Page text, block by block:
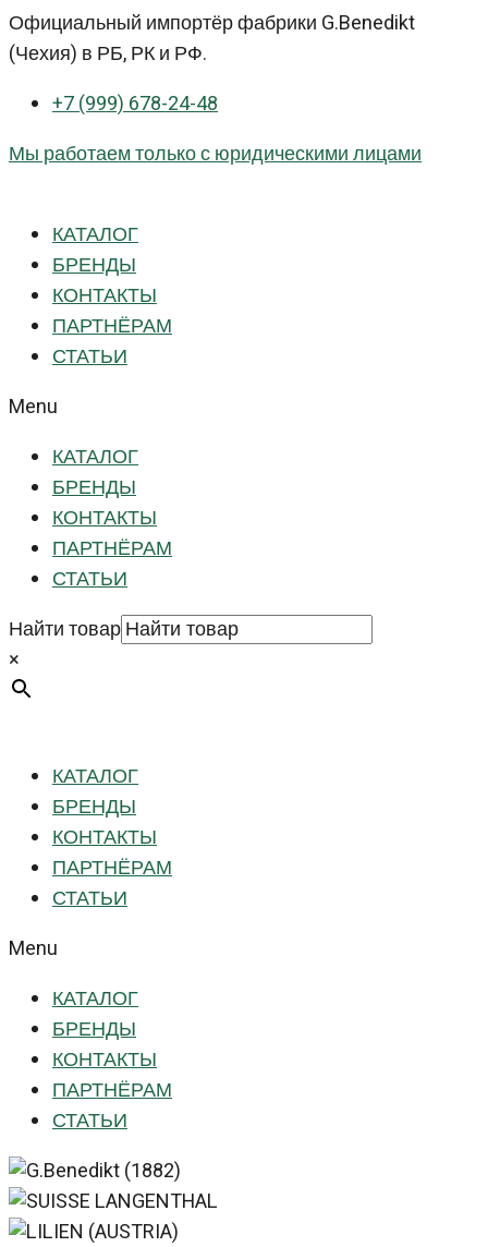
Перейти
к
Официальный импортёр фабрики G.Benedikt
(Чехия) в РБ, РК и РФ.
+7 (999) 678-24-48
Мы работаем только с юридическими лицами
КАТАЛОГ
БРЕНДЫ
КОНТАКТЫ
ПАРТНЁРАМ
СТАТЬИ
Menu
КАТАЛОГ
БРЕНДЫ
КОНТАКТЫ
ПАРТНЁРАМ
СТАТЬИ
Найти товар
×
КАТАЛОГ
БРЕНДЫ
КОНТАКТЫ
ПАРТНЁРАМ
СТАТЬИ
Menu
КАТАЛОГ
БРЕНДЫ
КОНТАКТЫ
ПАРТНЁРАМ
СТАТЬИ